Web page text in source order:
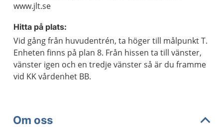
www.jlt.se
Hitta på plats:
Vid gång från huvudentrén, ta höger till målpunkt T.
Enheten finns på plan 8. Från hissen ta till vänster,
vänster igen och en tredje vänster så är du framme
vid KK vårdenhet BB.
Om oss